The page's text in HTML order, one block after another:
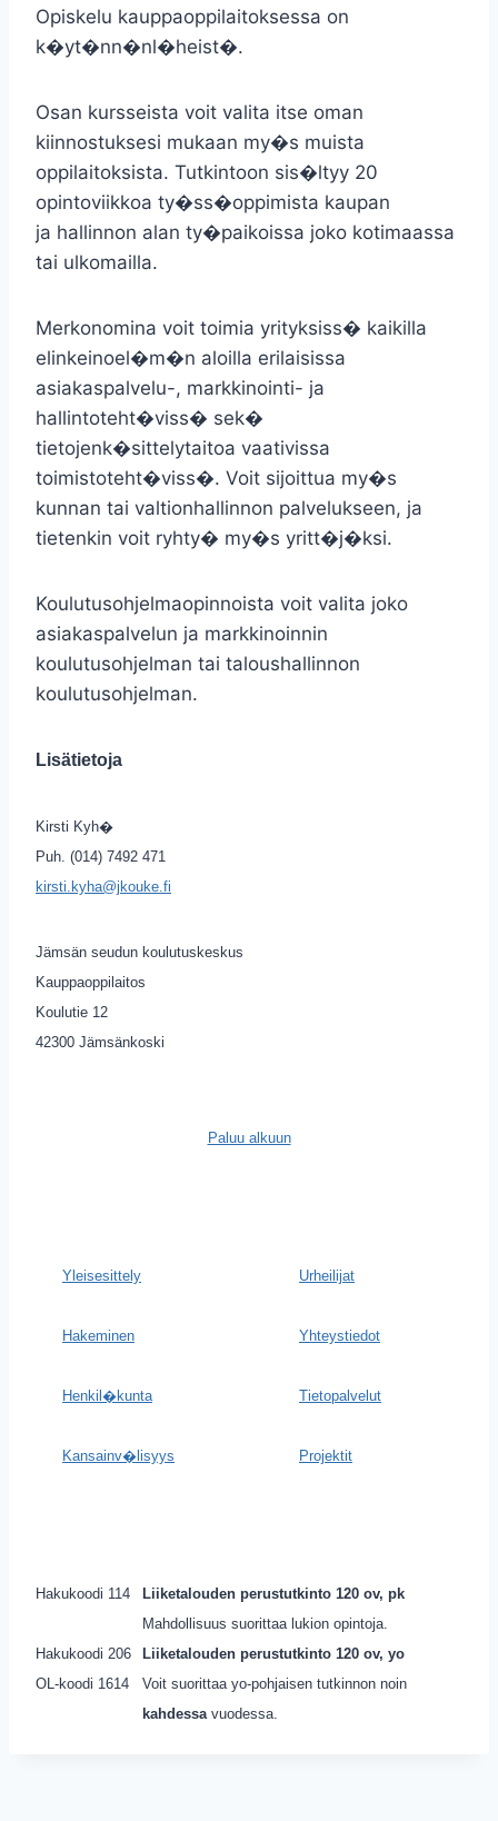
Opiskelu kauppaoppilaitoksessa on
k�yt�nn�nl�heist�.
Osan kursseista voit valita itse oman
kiinnostuksesi mukaan my�s muista
oppilaitoksista. Tutkintoon sis�ltyy 20
opintoviikkoa ty�ss�oppimista kaupan
ja hallinnon alan ty�paikoissa joko kotimaassa
tai ulkomailla.
Merkonomina voit toimia yrityksiss� kaikilla
elinkeinoel�m�n aloilla erilaisissa
asiakaspalvelu-, markkinointi- ja
hallintoteht�viss� sek�
tietojenk�sittelytaitoa vaativissa
toimistoteht�viss�. Voit sijoittua my�s
kunnan tai valtionhallinnon palvelukseen, ja
tietenkin voit ryhty� my�s yritt�j�ksi.
Koulutusohjelmaopinnoista voit valita joko
asiakaspalvelun ja markkinoinnin
koulutusohjelman tai taloushallinnon
koulutusohjelman.
Lisätietoja
Kirsti Kyh�
Puh. (014) 7492 471
kirsti.kyha@jkouke.fi
Jämsän seudun koulutuskeskus
Kauppaoppilaitos
Koulutie 12
42300 Jämsänkoski
Paluu alkuun
Yleisesittely Urheilijat
Hakeminen Yhteystiedot
Henkil�kunta Tietopalvelut
Kansainv�lisyys Projektit
Hakukoodi 114
Liiketalouden perustutkinto 120 ov, pk
Mahdollisuus suorittaa lukion opintoja.
Hakukoodi 206
Liiketalouden perustutkinto 120 ov, yo
OL-koodi 1614
Voit suorittaa yo-pohjaisen tutkinnon noin
kahdessavuodessa.